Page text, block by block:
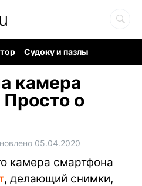
Судоку и пазлы
камера
о
05.04.2020
камера смартфона
, делающий снимки,